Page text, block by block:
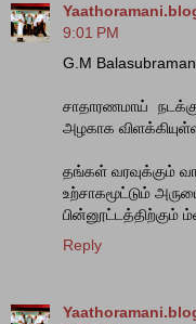
9:01 PM
G.M
சாதாரணமாய்
அழகாக
தங்கள் வரவுக்கும்
உற்சாகமூட்டும்
பின்னூட்டத்திற்கும்
Reply